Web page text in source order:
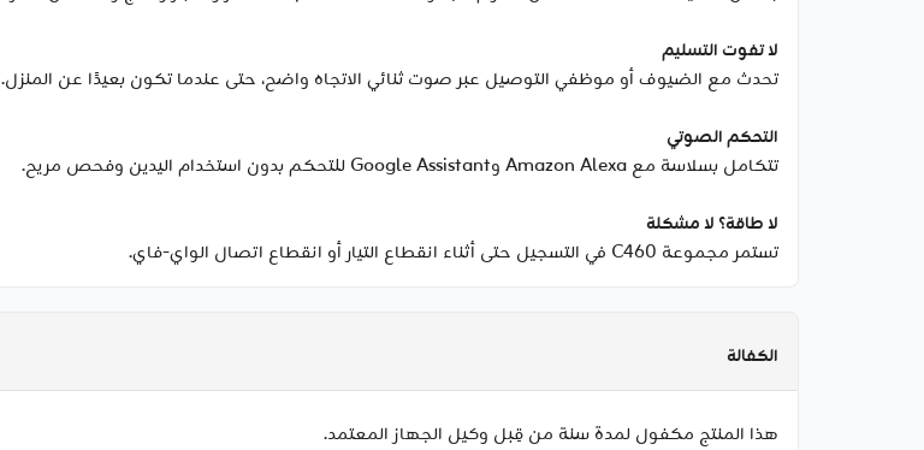
لا تفوت التسليم
تحدث مع الضيوف أو موظفي التوصيل عبر صوت ثنائي الاتجاه واضح، حتى عندما تكون بعيدًا عن المنزل.
التحكم الصوتي
تتكامل بسلاسة مع Amazon Alexa وGoogle Assistant للتحكم بدون استخدام اليدين وفحص مريح.
لا طاقة؟ لا مشكلة
تستمر مجموعة C460 في التسجيل حتى أثناء انقطاع التيار أو انقطاع اتصال الواي-فاي.
الكفالة
هذا المنتج مكفول لمدة سنة من قِبل وكيل الجهاز المعتمد.